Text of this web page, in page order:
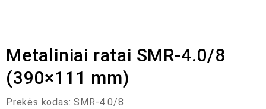
Metaliniai ratai SMR-4.0/8
(390×111 mm)
Prekės kodas: SMR-4.0/8